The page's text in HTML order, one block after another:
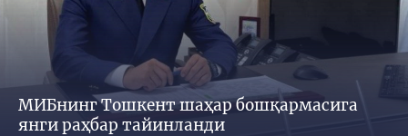
МИБнинг Тошкент шаҳар бошқармасига
янги раҳбар тайинланди